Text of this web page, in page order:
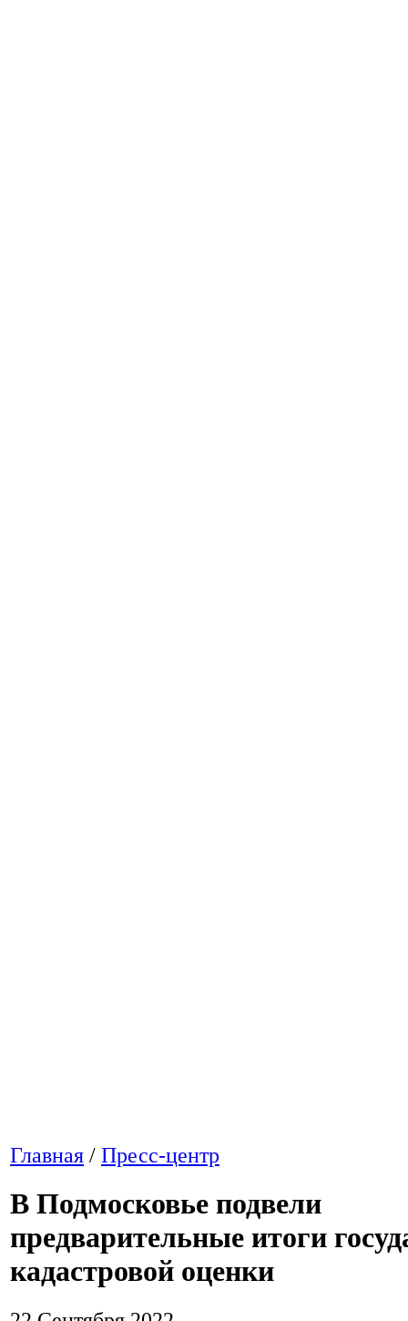
Главная / Пресс-центр
В Подмосковье подвели
предварительные итоги
кадастровой оценки